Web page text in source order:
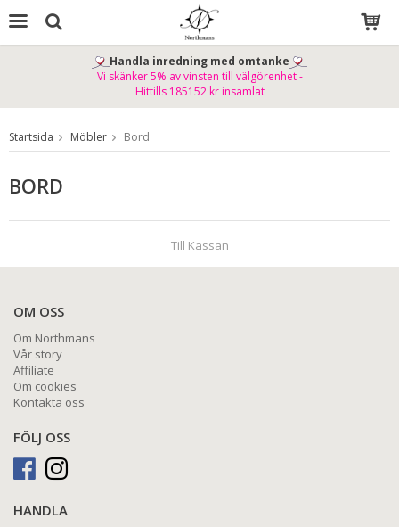
Produkten har blivit tillagd i varukorgen
Handla inredning med omtanke
Vi skänker 5% av vinsten till välgörenhet -
Hittills 185152 kr insamlat
Startsida Möbler Bord
BORD
Till Kassan
OM OSS
Om Northmans
Vår story
Affiliate
Om cookies
Kontakta oss
FÖLJ OSS
HANDLA